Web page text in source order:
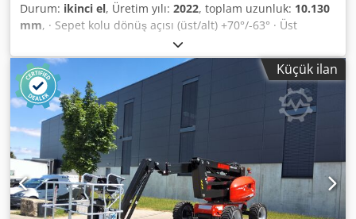
Durum: ikinci el, Üretim yılı: 2022, toplam uzunluk: 10.130
mm, · Sepet kolu dönüş açısı (üst/alt) +70°/-63° · Üst
yapının 360° dönmesi · Çalışma sepeti dönüşü (sağ/sol)
90°/90° · İç dönüş yarıçapı 2 m · dış dönüş yarıçapı 4,40 m ·
Sürüş hızı - taşıma modu: 4,90 km/saat · Seyahat hızı -
çalışma modu: 1 km/s · Tırmanma yeteneği: %40 · Çalışma
modunda izin verilen eğim: 4 ° · Vulkanize katı kauçuk
lastikler · Tahrik tekerlekleri (ön/arka): 2/2 · Direksiyon
simidi (ön/arka): 2/2 Codpfx Agozrp H Uekeha · Frenli
tekerlekler/tekerlekler: 2/2 · Üretici / Motor Modeli: Yanmar
- 3TNV88C-DMU · Motor standardı: Aşama V · Anma
yanmalı motor gücü / gücü: 36,20 Bg / 27,50 kW · Zemin
basıncı: 18,20 dan/cm2 · Hidrolik basınç: 400 bar · Hidrolik
Küçük ilan